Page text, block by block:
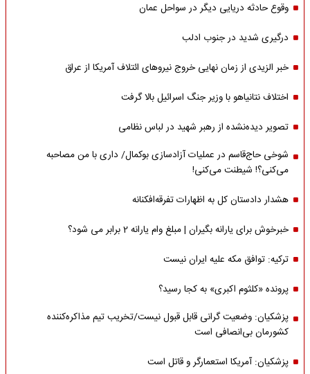
وقوع حادثه دریایی دیگر در سواحل عمان
درگیری شدید در جنوب ادلب
خبر الزیدی از زمان نهایی خروج نیروهای ائتلاف آمریکا از عراق
اختلاف نتانیاهو با وزیر جنگ اسرائیل بالا گرفت
تصویر دیده‌نشده از رهبر شهید در لباس نظامی
شوخی حاج‌قاسم در عملیات آزادسازی بوکمال/ داری با من مصاحبه‌
می‌کنی؟! شیطنت می‌کنی!
هشدار دادستان کل به اظهارات تفرقه‌افکنانه
خبرخوش برای یارانه بگیران | مبلغ وام یارانه 2 برابر می شود؟
ترکیه: توافق مکه علیه ایران نیست
پرونده «کلثوم اکبری» به کجا رسید؟
پزشکیان: وضعیت گرانی قابل قبول نیست/تخریب تیم مذاکره‌کننده
کشورمان بی‌انصافی است
پزشکیان: آمریکا استعمارگر و قاتل است